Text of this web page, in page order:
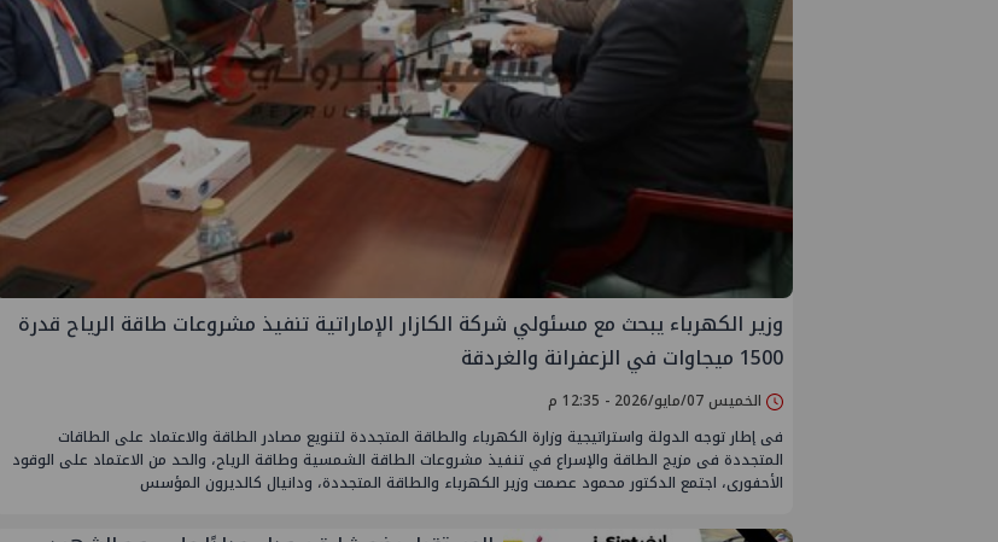
وزير الكهرباء يبحث مع مسئولي شركة الكازار الإماراتية تنفيذ مشروعات طاقة الرياح قدرة
1500 ميجاوات في الزعفرانة والغردقة
الخميس 07/مايو/2026 - 12:35 م
فى إطار توجه الدولة واستراتيجية وزارة الكهرباء والطاقة المتجددة لتنويع مصادر الطاقة والاعتماد على الطاقات
المتجددة فى مزيج الطاقة والإسراع في تنفيذ مشروعات الطاقة الشمسية وطاقة الرياح، والحد من الاعتماد على الوقود
الأحفورى، اجتمع الدكتور محمود عصمت وزير الكهرباء والطاقة المتجددة، ودانيال كالديرون المؤسس